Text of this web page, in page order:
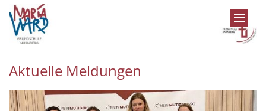
Zum Inhalt springen
Aktuelle Meldungen